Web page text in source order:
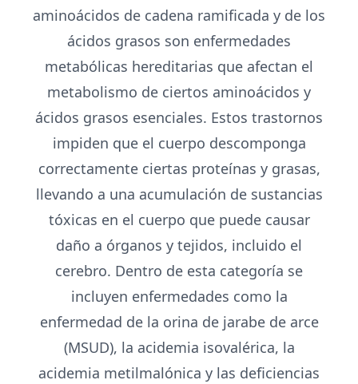
aminoácidos de cadena ramificada y de los
ácidos grasos son enfermedades
metabólicas hereditarias que afectan el
metabolismo de ciertos aminoácidos y
ácidos grasos esenciales. Estos trastornos
impiden que el cuerpo descomponga
correctamente ciertas proteínas y grasas,
llevando a una acumulación de sustancias
tóxicas en el cuerpo que puede causar
daño a órganos y tejidos, incluido el
cerebro. Dentro de esta categoría se
incluyen enfermedades como la
enfermedad de la orina de jarabe de arce
(MSUD), la acidemia isovalérica, la
acidemia metilmalónica y las deficiencias